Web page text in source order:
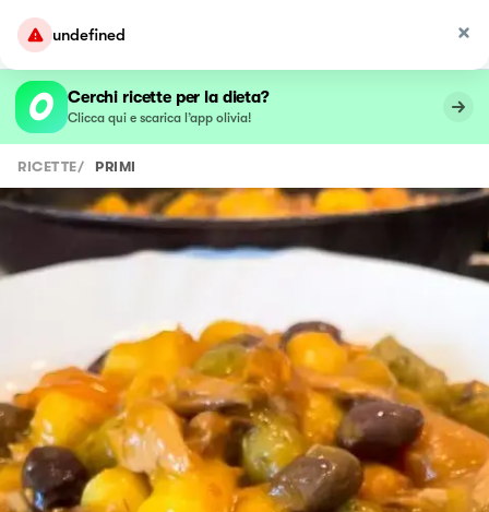
undefined
Cerchi ricette per la dieta?
Clicca qui e scarica l’app olivia!
RICETTE/ PRIMI